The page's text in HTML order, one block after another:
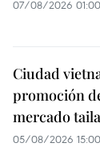
07/08/2026 01:00
Ciudad
promoción
mercado
05/08/2026 15:00